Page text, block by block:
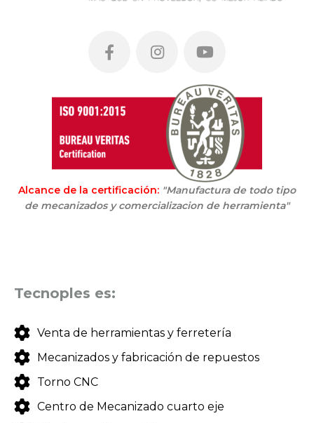
Alcance de la certificación: "Manufactura de todo tipo
de mecanizados y comercializacion de herramienta"
Tecnoples es:
Venta de herramientas y ferretería
Mecanizados y fabricación de repuestos
Torno CNC
Centro de Mecanizado cuarto eje